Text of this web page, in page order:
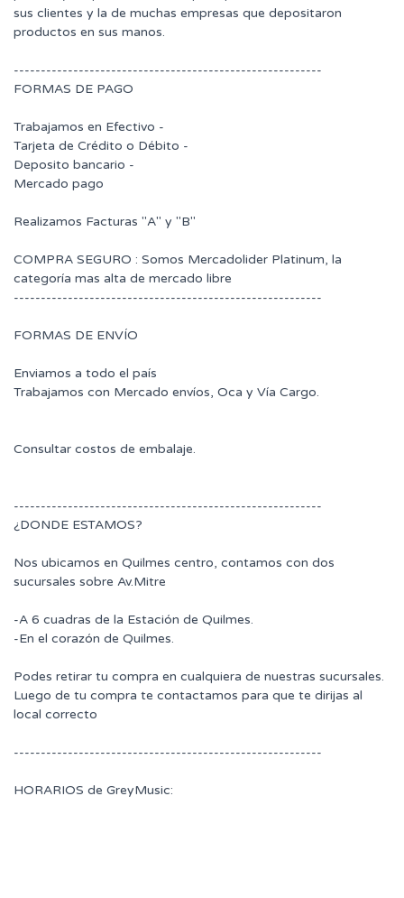
sus clientes y la de muchas empresas que depositaron
productos en sus manos.
---------------------------------------------------------
FORMAS DE PAGO
Trabajamos en Efectivo -
Tarjeta de Crédito o Débito -
Deposito bancario -
Mercado pago
Realizamos Facturas "A" y "B"
COMPRA SEGURO : Somos Mercadolider Platinum, la
categoría mas alta de mercado libre
---------------------------------------------------------
FORMAS DE ENVÍO
Enviamos a todo el país
Trabajamos con Mercado envíos, Oca y Vía Cargo.
Consultar costos de embalaje.
---------------------------------------------------------
¿DONDE ESTAMOS?
Nos ubicamos en Quilmes centro, contamos con dos
sucursales sobre Av.Mitre
-A 6 cuadras de la Estación de Quilmes.
-En el corazón de Quilmes.
Podes retirar tu compra en cualquiera de nuestras sucursales.
Luego de tu compra te contactamos para que te dirijas al
local correcto
---------------------------------------------------------
HORARIOS de GreyMusic: